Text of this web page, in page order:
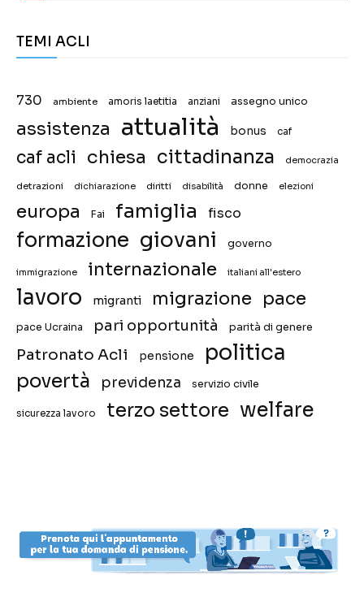
TEMI ACLI
730 ambiente amoris laetitia anziani assegno unico
assistenza attualità bonus caf
caf acli chiesa cittadinanza democrazia
detrazioni dichiarazione diritti disabilità donne elezioni
europa Fai famiglia fisco
formazione giovani governo
immigrazione internazionale italiani all'estero
lavoro migranti migrazione pace
pace Ucraina pari opportunità parità di genere
Patronato Acli pensione politica
povertà previdenza servizio civile
sicurezza lavoro terzo settore welfare